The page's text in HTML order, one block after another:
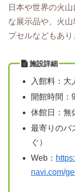
日本や世界の火
な展示品や、火
プセルなどもあり
施設詳細
入館料：大
開館時間：
休館日：無
最寄りのバ
ぐ）
Web：
navi.com/